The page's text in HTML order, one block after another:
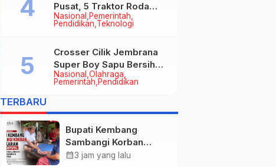
Nasional
Pemerintah
Pendidikan Teknologi
Pusat, 5 Traktor Roda
Empat Resmi Perkuat
Mekanisasi Pertanian
Nasional Olahraga
Pemerintah Pendidikan
Crosser Cilik Jembrana
Super Boy Sapu Bersih
Empat Gelar Motocross
TERBARU
Bupati Kembang
Sambangi Korban
Kebakaran di
calendar_month3 jam yang lalu